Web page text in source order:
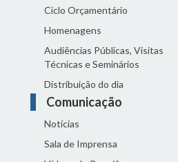
Ciclo Orçamentário
Homenagens
Audiências Públicas, Visitas
Técnicas e Seminários
Distribuição do dia
Comunicação
Notícias
Sala de Imprensa